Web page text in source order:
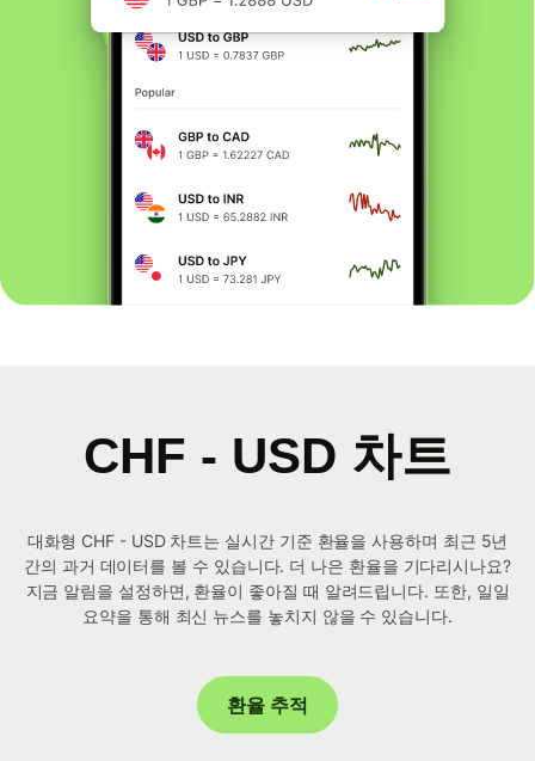
CHF - USD 차트
대화형 CHF - USD 차트는 실시간 기준 환율을 사용하며 최근 5년
간의 과거 데이터를 볼 수 있습니다. 더 나은 환율을 기다리시나요?
지금 알림을 설정하면, 환율이 좋아질 때 알려드립니다. 또한, 일일
요약을 통해 최신 뉴스를 놓치지 않을 수 있습니다.
환율 추적